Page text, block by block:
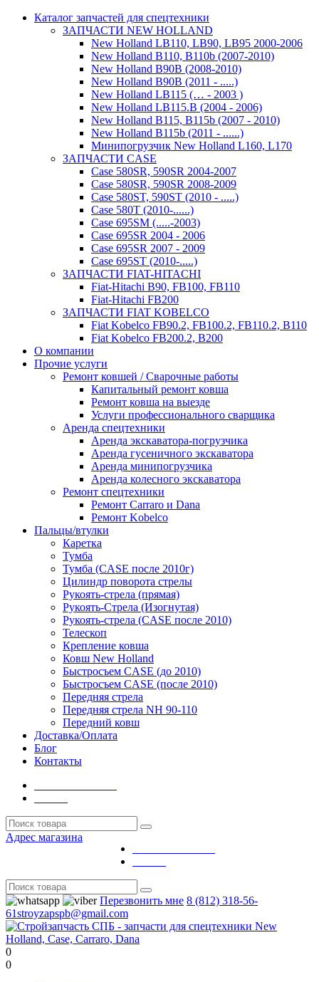
Каталог запчастей для спецтехники
ЗАПЧАСТИ NEW HOLLAND
New Holland LB110, LB90, LB95 2000-2006
New Holland B110, B110b (2007-2010)
New Holland B90B (2008-2010)
New Holland B90B (2011 - .....)
New Holland LB115 (… - 2003 )
New Holland LB115.B (2004 - 2006)
New Holland B115, B115b (2007 - 2010)
New Holland B115b (2011 - ......)
Минипогрузчик New Holland L160, L170
ЗАПЧАСТИ CASE
Case 580SR, 590SR 2004-2007
Case 580SR, 590SR 2008-2009
Case 580ST, 590ST (2010 - .....)
Case 580T (2010-......)
Case 695SM (.....-2003)
Case 695SR 2004 - 2006
Case 695SR 2007 - 2009
Case 695ST (2010-.....)
ЗАПЧАСТИ FIAT-HITACHI
Fiat-Hitachi B90, FB100, FB110
Fiat-Hitachi FB200
ЗАПЧАСТИ FIAT KOBELCO
Fiat Kobelco FB90.2, FB100.2, FB110.2, B110
Fiat Kobelco FB200.2, B200
О компании
Прочие услуги
Ремонт ковшей / Сварочные работы
Капитальный ремонт ковша
Ремонт ковша на выезде
Услуги профессионального сварщика
Аренда спецтехники
Аренда экскаватора-погрузчика
Аренда гусеничного экскаватора
Аренда минипогрузчика
Аренда колесного экскаватора
Ремонт спецтехники
Ремонт Carraro и Dana
Ремонт Kobelco
Пальцы/втулки
Каретка
Тумба
Тумба (CASE после 2010г)
Цилиндр поворота стрелы
Рукоять-стрела (прямая)
Рукоять-Стрела (Изогнутая)
Рукоять-стрела (CASE после 2010)
Телескоп
Крепление ковша
Ковш New Holland
Быстросъем CASE (до 2010)
Быстросъем CASE (после 2010)
Передняя стрела
Передняя стрела NH 90-110
Передний ковш
Доставка/Оплата
Блог
Контакты
Адрес магазина
Перезвонить мне 8 (812) 318-56-
61stroyzapspb@gmail.com
0
0